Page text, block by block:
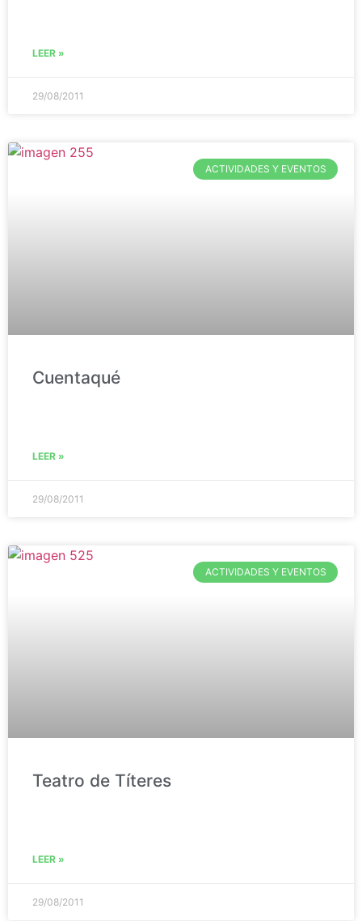
LEER »
29/08/2011
ACTIVIDADES Y EVENTOS
Cuentaqué
LEER »
29/08/2011
ACTIVIDADES Y EVENTOS
Teatro de Títeres
LEER »
29/08/2011